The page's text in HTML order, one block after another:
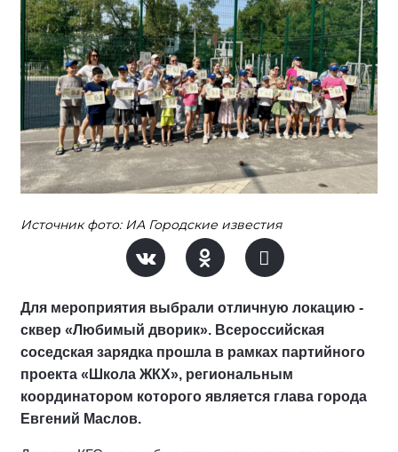
Источник фото: ИА Городские известия
Для мероприятия выбрали отличную локацию -
сквер «Любимый дворик». Всероссийская
соседская зарядка прошла в рамках партийного
проекта «Школа ЖКХ», региональным
координатором которого является глава города
Евгений Маслов.